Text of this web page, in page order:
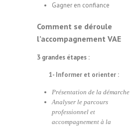
Gagner en confiance
Comment se déroule
l’accompagnement VAE
3 grandes étapes :
1- Informer et orienter :
Présentation de la démarche
Analyser le parcours
professionnel et
accompagnement à la